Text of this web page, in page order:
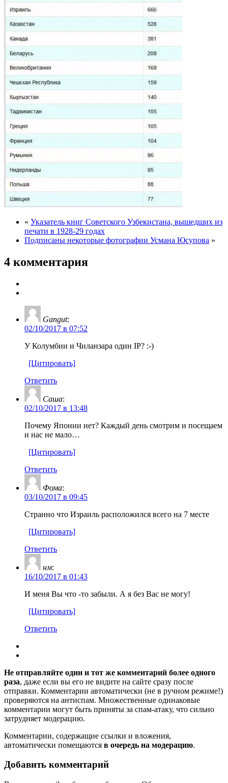
« Указатель книг Советского Узбекистана, вышедших из
печа­ти в 1928-29 годах
Подписаны некоторые фотографии Усмана Юсупова »
4 комментария
Gangut:
02/10/2017 в 07:52
У Колумбии и Чиланзара один IP? :-)
[Цитировать]
Ответить
Саша:
02/10/2017 в 13:48
Почему Японии нет? Каждый день смотрим и посещаем
и нас не мало…
[Цитировать]
Ответить
Фома:
03/10/2017 в 09:45
Странно что Израиль расположился всего на 7 месте
[Цитировать]
Ответить
нм:
16/10/2017 в 01:43
И меня Вы что -то забыли. А я без Вас не могу!
[Цитировать]
Ответить
Не отправляйте один и тот же комментарий более одного
раза, даже если вы его не видите на сайте сразу после
отправки. Комментарии автоматически (не в ручном режиме!)
проверяются на антиспам. Множественные одинаковые
комментарии могут быть приняты за спам-атаку, что сильно
затрудняет модерацию.
Комментарии, содержащие ссылки и вложения,
автоматически помещаются в очередь на модерацию.
Добавить комментарий